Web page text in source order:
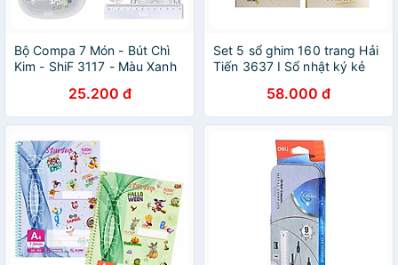
Bộ Compa 7 Món - Bút Chì
Kim - ShiF 3117 - Màu Xanh
25.200 đ
Set 5 sổ ghim 160 trang Hải
Tiến 3637 I Sổ nhật ký kẻ
và danh bạ58.000 đ